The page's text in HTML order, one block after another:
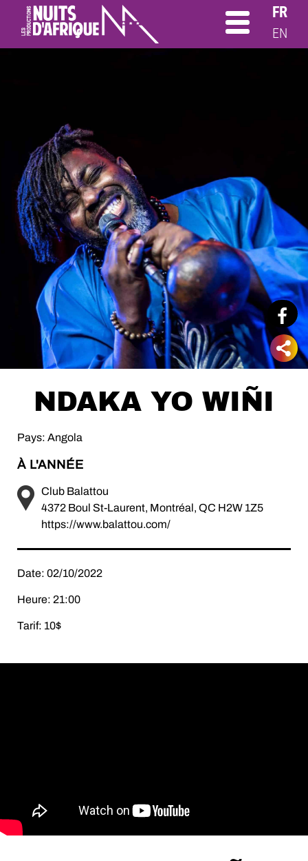
FR
EN
NDAKA YO WIÑI
Pays: Angola
À L'ANNÉE
Club Balattou
4372 Boul St-Laurent, Montréal, QC H2W 1Z5
https://www.balattou.com/
Date: 02/10/2022
Heure: 21:00
Tarif: 10$